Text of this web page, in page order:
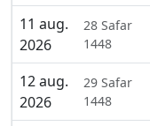
11 aug.
2026
28 Safar
1448
12 aug.
2026
29 Safar
1448